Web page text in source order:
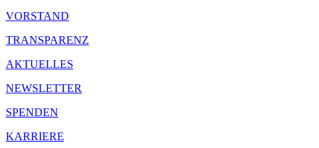
VORSTAND
TRANSPARENZ
AKTUELLES
NEWSLETTER
SPENDEN
KARRIERE